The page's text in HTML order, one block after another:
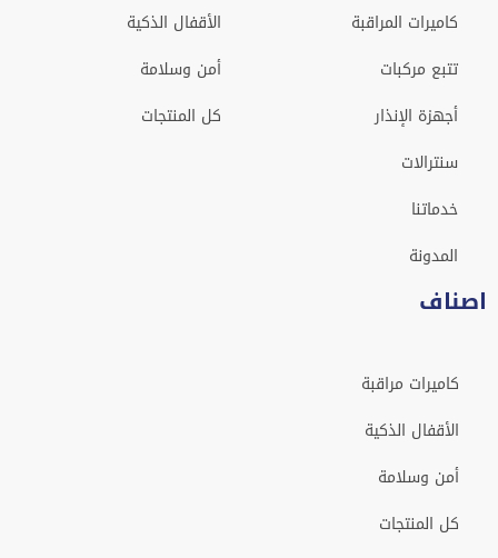
كاميرات المراقبة
تتبع مركبات
أجهزة الإنذار
سنترالات
خدماتنا
المدونة
الأقفال الذكية
أمن وسلامة
كل المنتجات
اصناف
كاميرات مراقبة
الأقفال الذكية
أمن وسلامة
كل المنتجات